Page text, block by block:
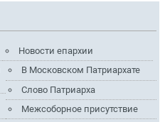
Новости епархии
В Московском Патриархате
Слово Патриарха
Межсоборное присутствие